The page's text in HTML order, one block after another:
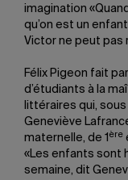
imagination
qu’on est un
Victor ne peut pas
Félix Pigeon fait
d’étudiants à la
littéraires qui,
Geneviève
maternelle, de 1 ère
«Les enfants sont
semaine, dit